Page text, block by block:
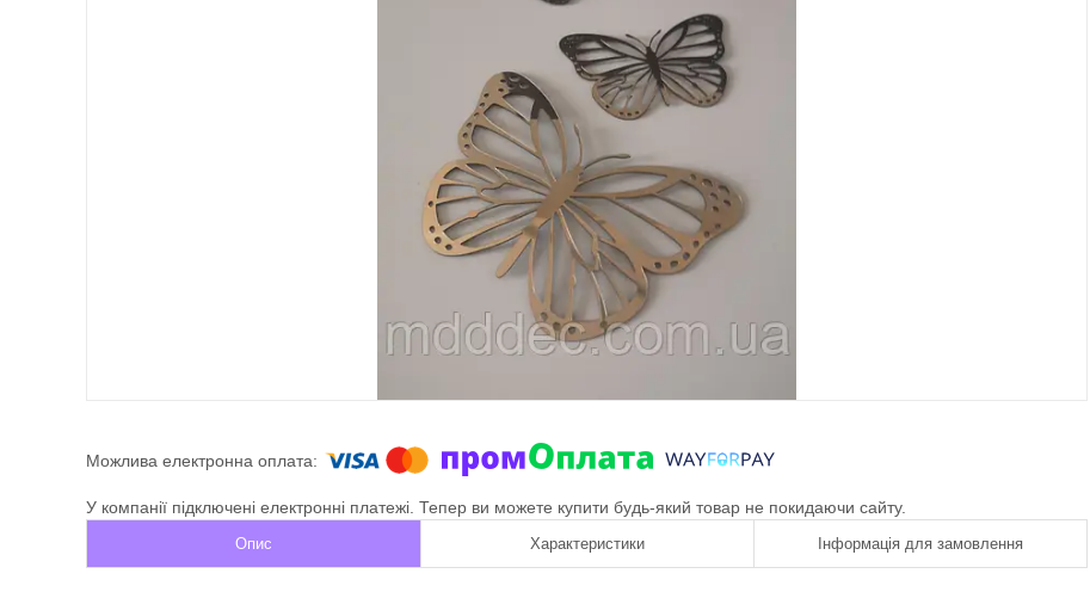
У компанії підключені електронні платежі. Тепер ви можете купити будь-який товар не покидаючи сайту.
Опис Характеристики Інформація для замовлення